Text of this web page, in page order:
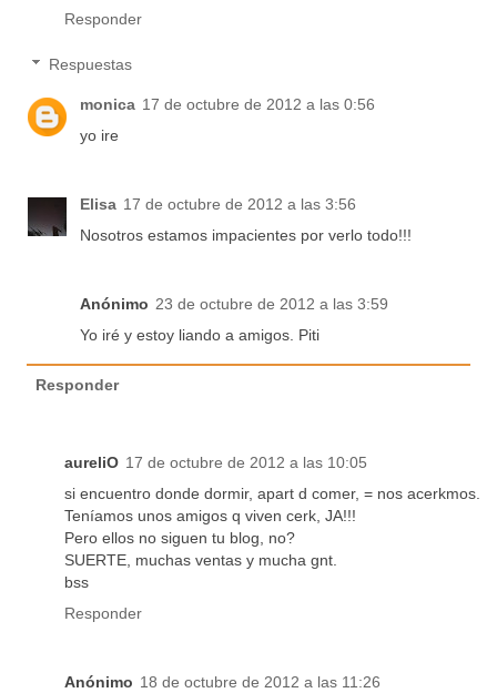
Responder
Respuestas
monica 17 de octubre de 2012 a las 0:56
yo ire
Elisa 17 de octubre de 2012 a las 3:56
Nosotros estamos impacientes por verlo todo!!!
Anónimo 23 de octubre de 2012 a las 3:59
Yo iré y estoy liando a amigos. Piti
Responder
aureliO 17 de octubre de 2012 a las 10:05
si encuentro donde dormir, apart d comer, = nos acerkmos.
Teníamos unos amigos q viven cerk, JA!!!
Pero ellos no siguen tu blog, no?
SUERTE, muchas ventas y mucha gnt.
bss
Responder
Anónimo 18 de octubre de 2012 a las 11:26